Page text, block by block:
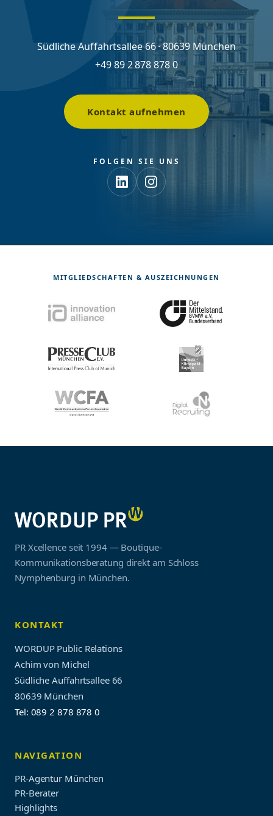
Südliche Auffahrtsallee 66 · 80639 München
+49 89 2 878 878 0
Kontakt aufnehmen
FOLGEN SIE UNS
MITGLIEDSCHAFTEN & AUSZEICHNUNGEN
PR Xcellence seit 1994 — Boutique-
Kommunikationsberatung direkt am Schloss
Nymphenburg in München.
KONTAKT
WORDUP Public Relations
Achim von Michel
Südliche Auffahrtsallee 66
80639 München
Tel: 089 2 878 878 0
NAVIGATION
PR-Agentur München
PR-Berater
Highlights